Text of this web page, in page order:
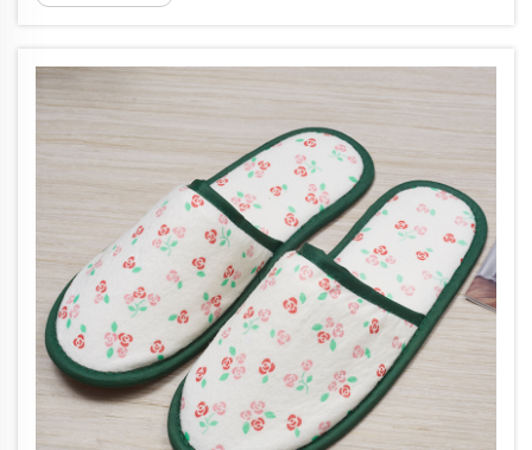
удобств, как одноразовые тапочки для
представляют собой значительную регулярную
статью расходов...